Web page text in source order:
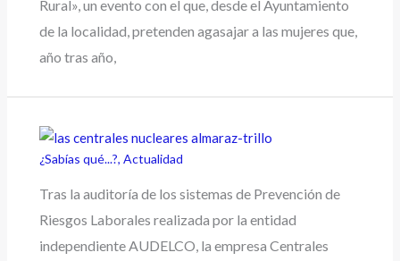
Rural», un evento con el que, desde el Ayuntamiento
de la localidad, pretenden agasajar a las mujeres que,
año tras año,
¿Sabías qué...?,Actualidad
Tras la auditoría de los sistemas de Prevención de
Riesgos Laborales realizada por la entidad
independiente AUDELCO, la empresa Centrales